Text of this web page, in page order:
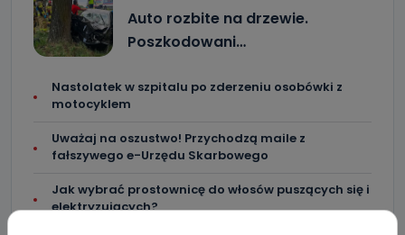
Auto rozbite na drzewie.
Poszkodowani…
Nastolatek w szpitalu po zderzeniu osobówki z
motocyklem
Uważaj na oszustwo! Przychodzą maile z
fałszywego e-Urzędu Skarbowego
Jak wybrać prostownicę do włosów puszących się i
elektryzujących?